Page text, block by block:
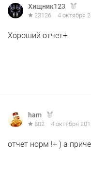
Хищник123
23126 4 октября
Хороший отчет+
ham
802 4 октября
отчет норм !+ ) а